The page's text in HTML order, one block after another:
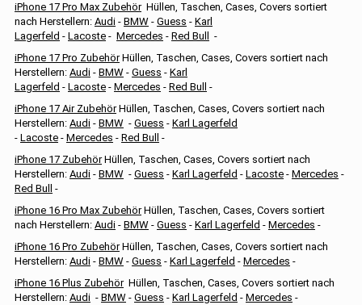
iPhone 17 Pro Max ZubehörHüllen, Taschen, Cases, Covers sortiert
nach Herstellern: Audi - BMW - Guess - Karl
Lagerfeld - Lacoste - Mercedes - Red Bull
-
iPhone 17 Pro ZubehörHüllen, Taschen, Cases, Covers sortiert nach
Herstellern: Audi - BMW - Guess - Karl
Lagerfeld - Lacoste - Mercedes - Red Bull
-
iPhone 17 Air ZubehörHüllen, Taschen, Cases, Covers sortiert nach
Herstellern: Audi - BMW - Guess - Karl Lagerfeld
- Lacoste - Mercedes - Red Bull
-
iPhone 17 ZubehörHüllen, Taschen, Cases, Covers sortiert nach
Herstellern: Audi - BMW - Guess - Karl Lagerfeld - Lacoste - Mercedes -
Red Bull
-
iPhone 16 Pro Max ZubehörHüllen, Taschen, Cases, Covers sortiert
nach Herstellern: Audi - BMW - Guess - Karl Lagerfeld - Mercedes -
iPhone 16 Pro ZubehörHüllen, Taschen, Cases, Covers sortiert nach
Herstellern: Audi - BMW - Guess - Karl Lagerfeld - Mercedes -
iPhone 16 Plus ZubehörHüllen, Taschen, Cases, Covers sortiert nach
Herstellern: Audi - BMW - Guess - Karl Lagerfeld - Mercedes -